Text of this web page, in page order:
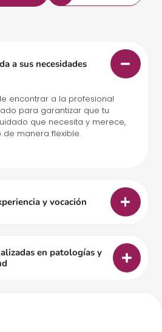
a sus necesidades
encontrar a la profesional
para garantizar que tu
que necesita y merece,
manera flexible.
y vocación
en patologías y